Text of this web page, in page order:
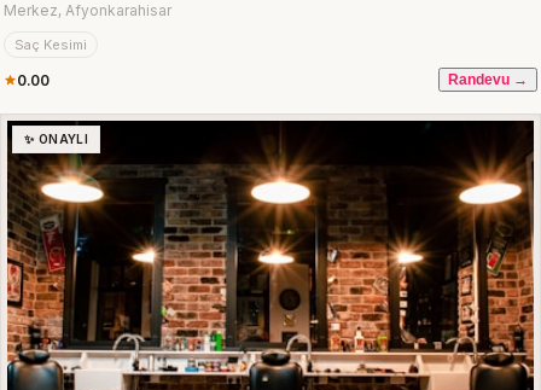
Merkez, Afyonkarahisar
Saç Kesimi
0.00 Randevu →
✨ ONAYLI